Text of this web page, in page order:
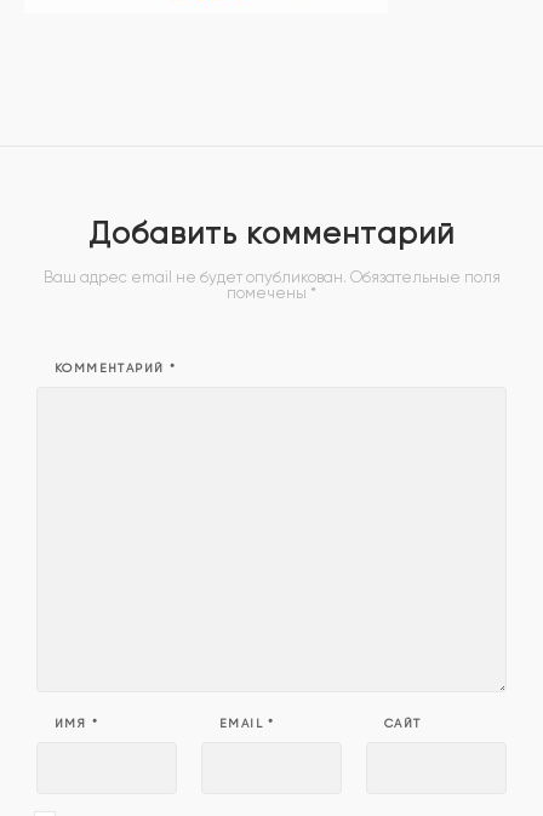
Добавить комментарий
Ваш адрес email не будет опубликован. Обязательные поля
помечены *
КОММЕНТАРИЙ *
ИМЯ * EMAIL* САЙТ